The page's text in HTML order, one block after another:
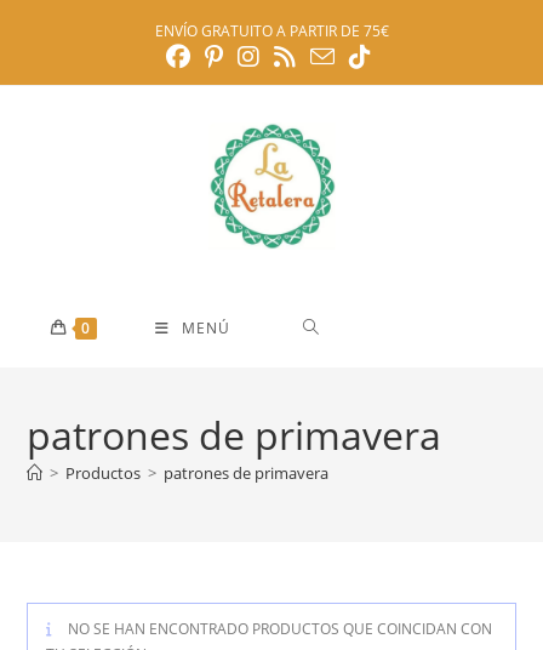
ENVÍO GRATUITO A PARTIR DE 75€
0 MENÚ
patrones de primavera
> Productos > patrones de primavera
NO SE HAN ENCONTRADO PRODUCTOS QUE COINCIDAN CON